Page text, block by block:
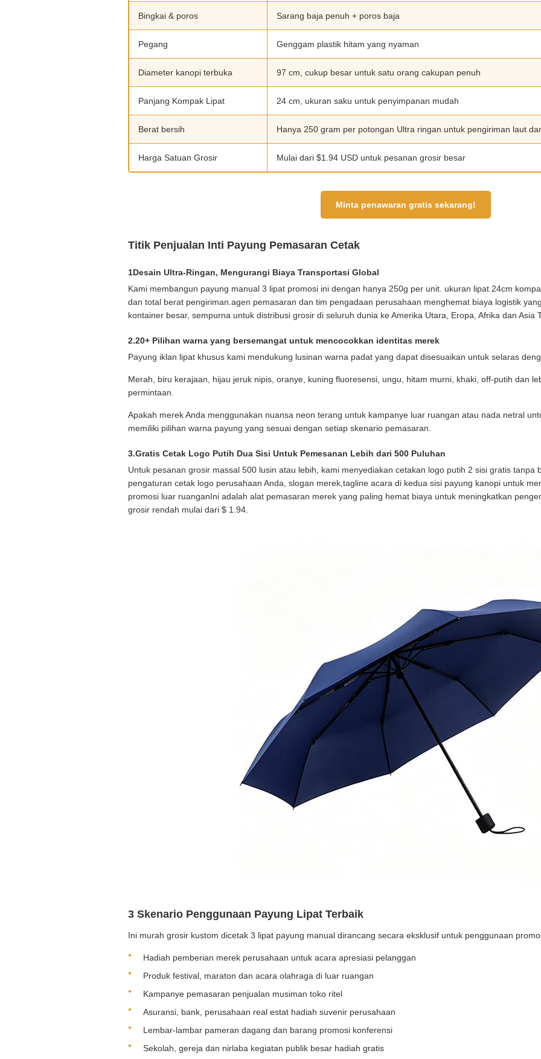
Bingkai & poros Sarang baja penuh + poros baja
Pegang Genggam plastik hitam yang nyaman
Diameter kanopi terbuka 97 cm, cukup besar untuk satu orang cakupan penuh
Panjang Kompak Lipat 24 cm, ukuran saku untuk penyimpanan mudah
Berat bersih Hanya 250 gram per potongan Ultra ringan untuk pengiriman laut
Harga Satuan Grosir Mulai dari $1.94 USD untuk pesanan grosir besar
Minta penawaran gratis sekarang!
Titik Penjualan Inti Payung Pemasaran Cetak
1Desain Ultra-Ringan, Mengurangi Biaya Transportasi Global
Kami membangun payung manual 3 lipat promosi ini dengan hanya 250g per unit. ukuran lipat 24cm
dan total berat pengiriman.agen pemasaran dan tim pengadaan perusahaan menghemat biaya logistik
kontainer besar, sempurna untuk distribusi grosir di seluruh dunia ke Amerika Utara, Eropa, Afrika dan Asia
2.20+ Pilihan warna yang bersemangat untuk mencocokkan identitas merek
Payung iklan lipat khusus kami mendukung lusinan warna padat yang dapat disesuaikan untuk selaras
Merah, biru kerajaan, hijau jeruk nipis, oranye, kuning fluoresensi, ungu, hitam murni, khaki, off-putih dan
permintaan.
Apakah merek Anda menggunakan nuansa neon terang untuk kampanye luar ruangan atau nada netral
memiliki pilihan warna payung yang sesuai dengan setiap skenario pemasaran.
3.Gratis Cetak Logo Putih Dua Sisi Untuk Pemesanan Lebih dari 500 Puluhan
Untuk pesanan grosir massal 500 lusin atau lebih, kami menyediakan cetakan logo putih 2 sisi gratis tanpa
pengaturan cetak logo perusahaan Anda, slogan merek,tagline acara di kedua sisi payung kanopi untuk
promosi luar ruanganIni adalah alat pemasaran merek yang paling hemat biaya untuk meningkatkan
grosir rendah mulai dari $ 1.94.
3 Skenario Penggunaan Payung Lipat Terbaik
Ini murah grosir kustom dicetak 3 lipat payung manual dirancang secara eksklusif untuk penggunaan
Hadiah pemberian merek perusahaan untuk acara apresiasi pelanggan
Produk festival, maraton dan acara olahraga di luar ruangan
Kampanye pemasaran penjualan musiman toko ritel
Asuransi, bank, perusahaan real estat hadiah suvenir perusahaan
Lembar-lambar pameran dagang dan barang promosi konferensi
Sekolah, gereja dan nirlaba kegiatan publik besar hadiah gratis